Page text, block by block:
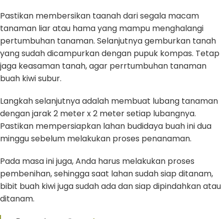
Pastikan membersikan taanah dari segala macam
tanaman liar atau hama yang mampu menghalangi
pertumbuhan tanaman. Selanjutnya gemburkan tanah
yang sudah dicampurkan dengan pupuk kompas. Tetap
jaga keasaman tanah, agar perrtumbuhan tanaman
buah kiwi subur.
Langkah selanjutnya adalah membuat lubang tanaman
dengan jarak 2 meter x 2 meter setiap lubangnya.
Pastikan mempersiapkan lahan budidaya buah ini dua
minggu sebelum melakukan proses penanaman.
Pada masa ini juga, Anda harus melakukan proses
pembenihan, sehingga saat lahan sudah siap ditanam,
bibit buah kiwi juga sudah ada dan siap dipindahkan atau
ditanam.